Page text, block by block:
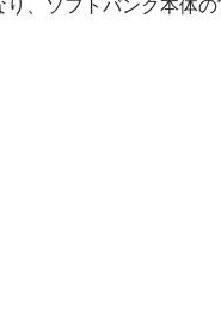
、ソフトバンク本体